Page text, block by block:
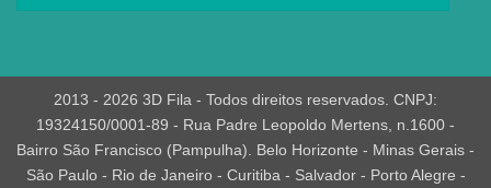
2013 - 2026 3D Fila - Todos direitos reservados. CNPJ:
19324150/0001-89 - Rua Padre Leopoldo Mertens, n.1600 -
Bairro São Francisco (Pampulha). Belo Horizonte - Minas Gerais -
São Paulo - Rio de Janeiro - Curitiba - Salvador - Porto Alegre -